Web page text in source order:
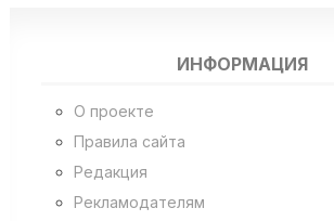
ИНФОРМАЦИЯ
О проекте
Правила сайта
Редакция
Рекламодателям